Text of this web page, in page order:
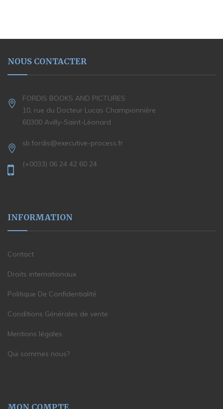
NOUS CONTACTER
FORDIS BOOKS AND PICTURES
10, rue du Docteur Lucas Championnière
60300 Avilly-Saint-Léonard
sb.fordis@executive-process.fr
(+0033) 06 24 42 60 24
INFORMATION
Contact
Droits internationaux
Politique De Confidentialité
Conditions Générales de vente
Mentions légales
Qui sommes nous?